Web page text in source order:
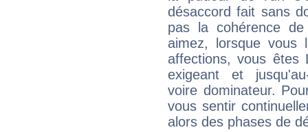
désaccord fait sans
pas la cohérence
aimez, lorsque vous
affections, vous êtes
exigeant et
voire dominateur.
vous sentir
alors des phases de